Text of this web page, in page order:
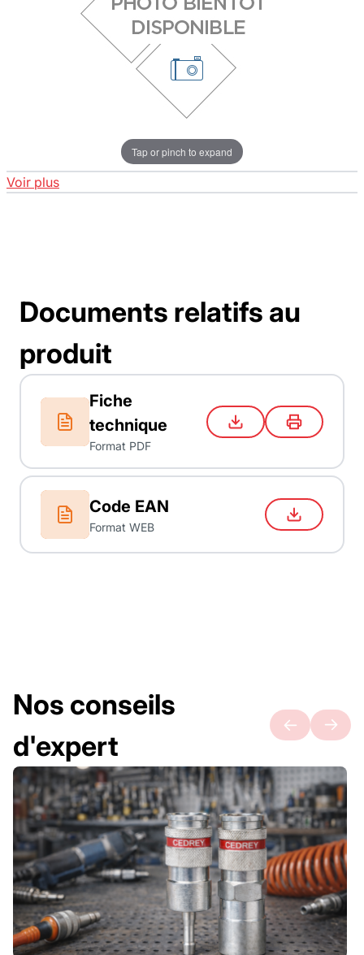
Tap or pinch to expand
Voir plus
Documents relatifs au
produit
Fiche
technique
Format PDF
Code EAN
Format WEB
Nos conseils
d'expert